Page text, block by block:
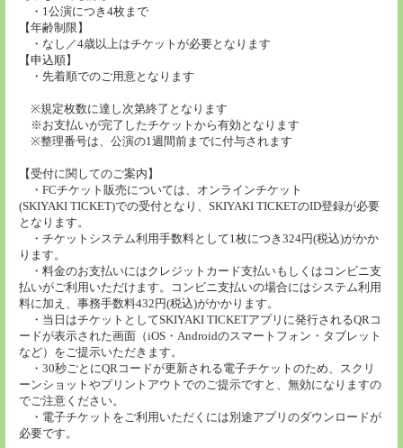
・1公演につき4枚まで
【年齢制限】
・なし／4歳以上はチケットが必要となります
【申込順】
・先着順でのご用意となります
※規定枚数に達し次第終了となります
※お支払いが完了したチケットから有効となります
※整理番号は、公演の1週間前までに付与されます
【受付に関してのご案内】
・FCチケット販売については、オンラインチケット
(SKIYAKI TICKET)での受付となり、SKIYAKI TICKETのID登録が必要
となります。
・チケットシステム利用手数料として1枚につき324円(税込)がかか
ります。
・料金のお支払いにはクレジットカード支払いもしくはコンビニ支
払いがご利用いただけます。コンビニ支払いの場合にはシステム利用
料に加え、事務手数料432円(税込)がかかります。
・当日はチケットとしてSKIYAKI TICKETアプリに発行されるQRコ
ードが表示された画面（iOS・Androidのスマートフォン・タブレット
など）をご提示いただきます。
・30秒ごとにQRコードが更新される電子チケットのため、スクリ
ーンショットやプリントアウトでのご提示ですと、無効になりますの
でご注意ください。
・電子チケットをご利用いただくには別途アプリのダウンロードが
必要です。